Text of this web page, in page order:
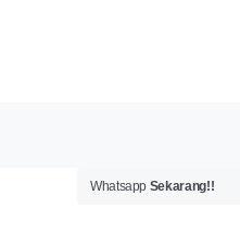
Whatsapp Sekarang!!